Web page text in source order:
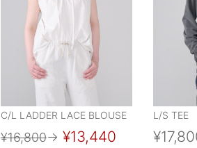
C/L LADDER LACE BLOUSE
¥16,800→ ¥13,440
L/S TEE